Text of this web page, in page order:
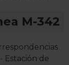
M-342
Estación de